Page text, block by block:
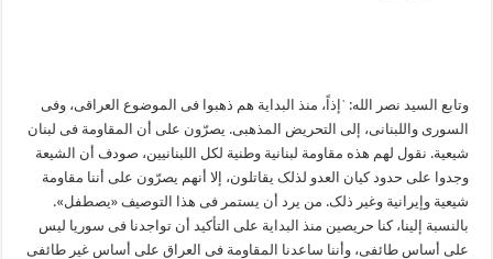
وتابع السید نصر الله: ˈإذاً، منذ البدایة هم ذهبوا فی الموضوع العراقی، وفی
السوری واللبنانی، إلی التحریض المذهبی. یصرّون علی أن المقاومة فی لبنان
شیعیة. نقول لهم هذه مقاومة لبنانیة وطنیة لکل اللبنانیین، صودف أن الشیعة
وجدوا علی حدود کیان العدو لذلک یقاتلون، إلا أنهم یصرّون علی أننا مقاومة
شیعیة وإیرانیة وغیر ذلک. من یرد أن یستمر فی هذا التوصیف «یصطفل».
بالنسبة إلینا، کنا حریصین منذ البدایة علی التأکید أن تواجدنا فی سوریا لیس
علی أساس طائفی، وأننا ساعدنا المقاومة فی العراق علی أساس غیر طائفی